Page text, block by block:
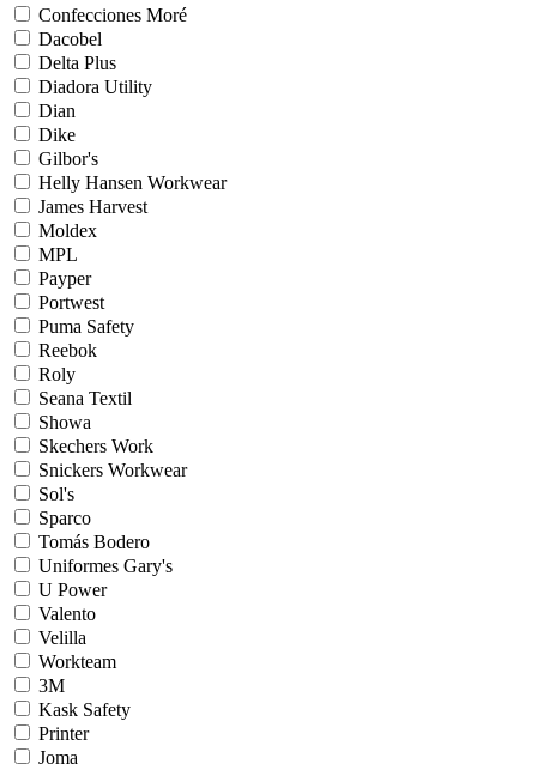
Confecciones Moré
Dacobel
Delta Plus
Diadora Utility
Dian
Dike
Gilbor's
Helly Hansen Workwear
James Harvest
Moldex
MPL
Payper
Portwest
Puma Safety
Reebok
Roly
Seana Textil
Showa
Skechers Work
Snickers Workwear
Sol's
Sparco
Tomás Bodero
Uniformes Gary's
U Power
Valento
Velilla
Workteam
3M
Kask Safety
Printer
Joma